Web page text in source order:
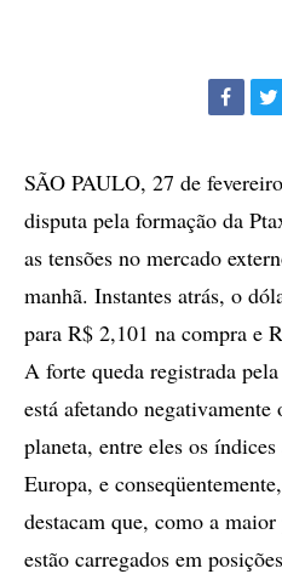
SÃO PAULO, 27 de
disputa pela formação da
as tensões no mercado
manhã. Instantes atrás, o
para R$ 2,101 na compra e
A forte queda registrada
está afetando
planeta, entre eles os
Europa, e
destacam que, como a
estão carregados em